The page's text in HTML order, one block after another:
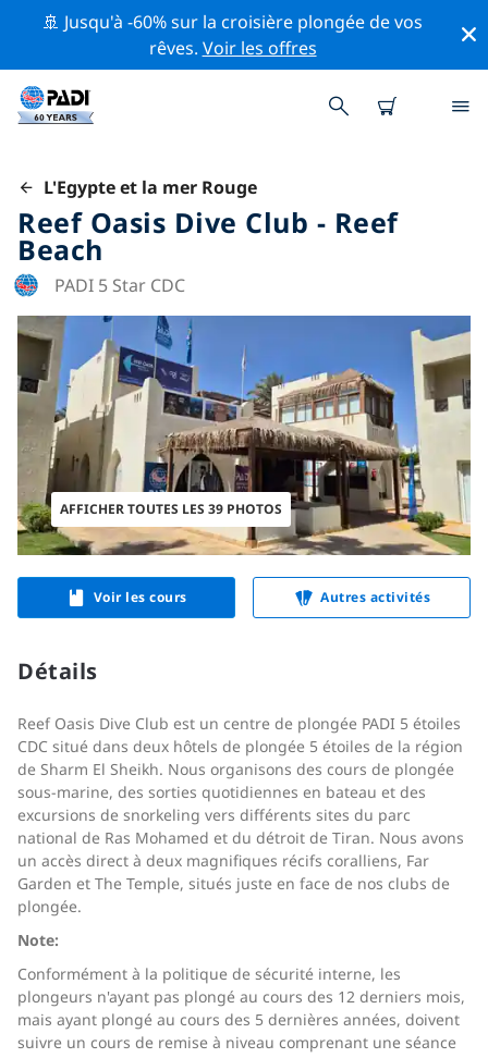
🚢 Jusqu'à -60% sur la croisière plongée de vos
rêves. Voir les offres
L'Egypte et la mer Rouge
Reef Oasis Dive Club - Reef
Beach
PADI 5 Star CDC
AFFICHER TOUTES LES 39 PHOTOS
Voir les cours Autres activités
Détails
Reef Oasis Dive Club est un centre de plongée PADI 5 étoiles
CDC situé dans deux hôtels de plongée 5 étoiles de la région
de Sharm El Sheikh. Nous organisons des cours de plongée
sous-marine, des sorties quotidiennes en bateau et des
excursions de snorkeling vers différents sites du parc
national de Ras Mohamed et du détroit de Tiran. Nous avons
un accès direct à deux magnifiques récifs coralliens, Far
Garden et The Temple, situés juste en face de nos clubs de
plongée.
Note:
Conformément à la politique de sécurité interne, les
plongeurs n'ayant pas plongé au cours des 12 derniers mois,
mais ayant plongé au cours des 5 dernières années, doivent
suivre un cours de remise à niveau comprenant une séance